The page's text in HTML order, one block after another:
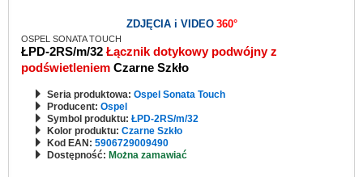
ZDJĘCIA i VIDEO 360°
OSPEL SONATA TOUCH
ŁPD-2RS/m/32 Łącznik dotykowy podwójny z
podświetleniem Czarne Szkło
Seria produktowa: Ospel Sonata Touch
Producent: Ospel
Symbol produktu: ŁPD-2RS/m/32
Kolor produktu: Czarne Szkło
Kod EAN: 5906729009490
Dostępność: Można zamawiać